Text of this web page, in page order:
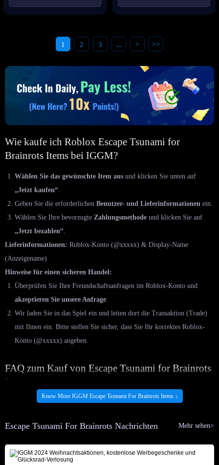
1 2 3 ... > >>
Wie kaufe ich Roblox Escape Tsunami for
Brainrots Items bei IGGM?
Wählen Sie das gewünschte Item aus und klicken Sie unten auf
„Jetzt kaufen“
Geben Sie die erforderlichen Benutzer- und Lieferinformationen ein.
Wählen Sie Ihre bevorzugte Zahlungsmethode und klicken Sie auf
„Jetzt bezahlen“
Lieferinformationen: Roblox-Konto (@xxxxx) & Display-Name
(Anzeigename)
Hinweise für einen sicheren Handel:
Überprüfen Sie Ihre Freundschaftsanfragen im Roblox-Konto und
akzeptieren Sie unsere Anfrage
Wir laden Sie in das Spiel ein und leiten dort die Transaktion (Trade)
mit Ihnen ein. Bitte stellen Sie sicher, dass Sie Ihr korrektes Roblox-
Konto (@xxxxx) angeben.
FAQ zum Kauf von Escape Tsunami for Brainrots
Items
F: Ist es sicher, hier Brainrots zu kaufen?
umfassende Erfahrung im Verkauf von Roblox-Items. Über
155.000
Kundenbewertungen auf Trustpilotbestätigen die Stabilität und hohe
Qualität unseres Services. Unsere Website ist durch ein SSL-Zertifikat und
Know More IGGM Escape Tsunami For Brainrots Items ↓
Escape Tsunami For Brainrots Nachrichten Mehr sehen>